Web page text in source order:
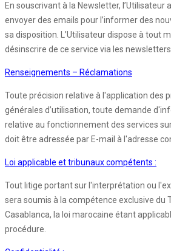
En souscrivant à la Newsletter, l’Utilisateur
envoyer des emails pour l’informer des
sa disposition. L’Utilisateur dispose à tout
désinscrire de ce service via les
Renseignements – Réclamations
Toute précision relative à l'application des
générales d’utilisation, toute demande
relative au fonctionnement des services
doit être adressée par E-mail à l'adresse
Loi applicable et tribunaux compétents :
Tout litige portant sur l'interprétation ou
sera soumis à la compétence exclusive du
Casablanca, la loi marocaine étant
procédure.